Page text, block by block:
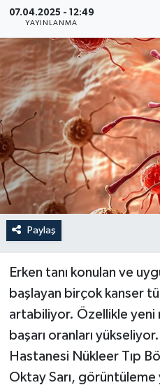
07.04.2025 - 12:49
YAYINLANMA
Paylaş
Erken tanı konulan ve
başlayan birçok kanser
artabiliyor. Özellikle
başarı oranları
Hastanesi Nükleer Tıp
Oktay Sarı,
Magazin
Resmi İlan
Sağlık & Yaşam
Siyaset
Spor